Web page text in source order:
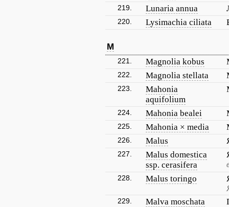
219. Lunaria annua
220. Lysimachia ciliata
M
221. Magnolia kobus
222. Magnolia stellata
223.
Mahonia
aquifolium
224. Mahonia bealei
225. Mahonia × media
226. Malus
227.
Malus domestica
ssp. cerasifera
228. Malus toringo
229. Malva moschata